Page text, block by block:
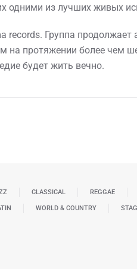
одними из лучших живых
Группа продолжает
протяжении более чем
будет жить вечно.
CLASSICAL REGGAE
WORLD & COUNTRY